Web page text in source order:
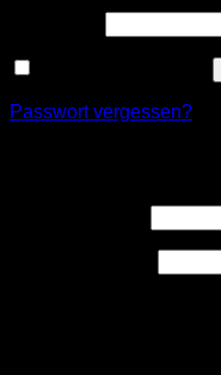
Passwort vergessen?